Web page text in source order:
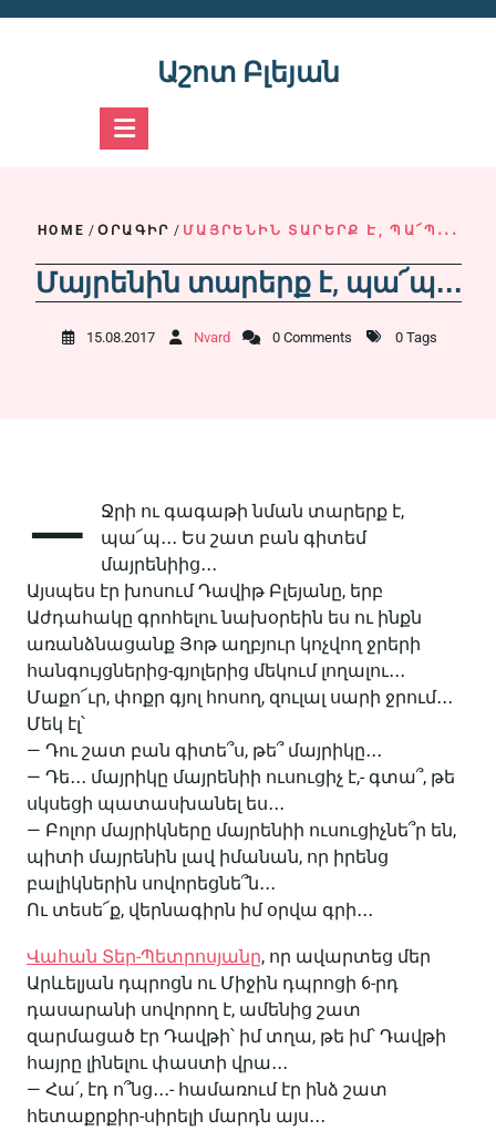
Աշոտ Բլեյան
HOME /ՕՐԱԳԻՐ / ՄԱՅՐԵՆԻՆ ՏԱՐԵՐՔ Է, ՊԱ՜Պ․․․
Մայրենին տարերք է, պա՜պ․․․
15.08.2017 Nvard 0 Comments 0 Tags
—
Ջրի ու գագաթի նման տարերք է,
պա՜պ․․․ Ես շատ բան գիտեմ
մայրենիից․․․
Այսպես էր խոսում Դավիթ Բլեյանը, երբ
Աժդահակը գրոհելու նախօրեին ես ու ինքն
առանձնացանք Յոթ աղբյուր կոչվող ջրերի
հանգույցներից-գյոլերից մեկում լողալու․․․
Մաքո՜ւր, փոքր գյոլ հոսող, զուլալ սարի ջրում․․․
Մեկ էլ՝
— Դու շատ բան գիտե՞ս, թե՞ մայրիկը․․․
— Դե․․․ մայրիկը մայրենիի ուսուցիչ է,- գտա՞, թե
սկսեցի պատասխանել ես․․․
— Բոլոր մայրիկները մայրենիի ուսուցիչնե՞ր են,
պիտի մայրենին լավ իմանան, որ իրենց
բալիկներին սովորեցնե՞ն․․․
Ու տեսե՜ք, վերնագիրն իմ օրվա գրի․․․
Վահան Տեր-Պետրոսյանը, որ ավարտեց մեր
Արևելյան դպրոցն ու Միջին դպրոցի 6-րդ
դասարանի սովորող է, ամենից շատ
զարմացած էր Դավթի՝ իմ տղա, թե իմ՝ Դավթի
հայրը լինելու փաստի վրա․․․
— Հա՛, էդ ո՞նց․․․- համառում էր ինձ շատ
հետաքրքիր-սիրելի մարդն այս․․․